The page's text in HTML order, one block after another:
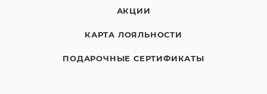
АКЦИИ
КАРТА ЛОЯЛЬНОСТИ
ПОДАРОЧНЫЕ СЕРТИФИКАТЫ